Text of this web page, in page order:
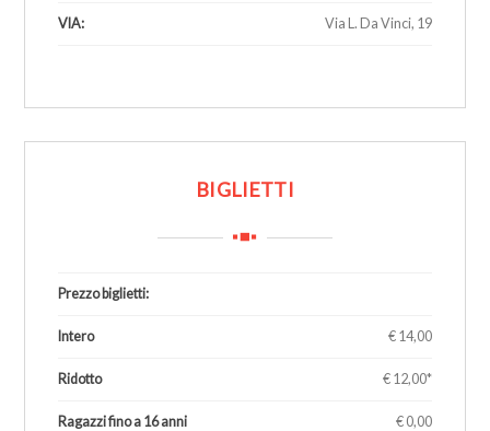
VIA: Via L. Da Vinci, 19
BIGLIETTI
Prezzo biglietti:
Intero € 14,00
Ridotto € 12,00*
Ragazzi fino a 16 anni € 0,00